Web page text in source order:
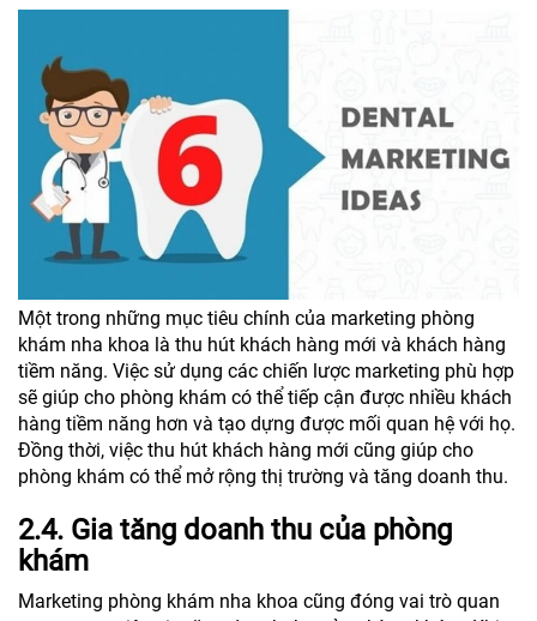
Một trong những mục tiêu chính của marketing phòng
khám nha khoa là thu hút khách hàng mới và khách hàng
tiềm năng. Việc sử dụng các chiến lược marketing phù hợp
sẽ giúp cho phòng khám có thể tiếp cận được nhiều khách
hàng tiềm năng hơn và tạo dựng được mối quan hệ với họ.
Đồng thời, việc thu hút khách hàng mới cũng giúp cho
phòng khám có thể mở rộng thị trường và tăng doanh thu.
2.4. Gia tăng doanh thu của phòng
khám
Marketing phòng khám nha khoa cũng đóng vai trò quan